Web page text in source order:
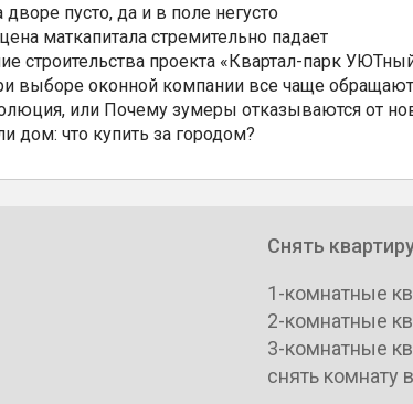
пусто, да и в поле негусто
маткапитала стремительно падает
строительства проекта «Квартал-парк
выборе оконной компании все чаще
или Почему зумеры отказываются от
дом: что купить за городом?
Снять
1-комнатные
2-комнатные
3-комнатные
снять комнату